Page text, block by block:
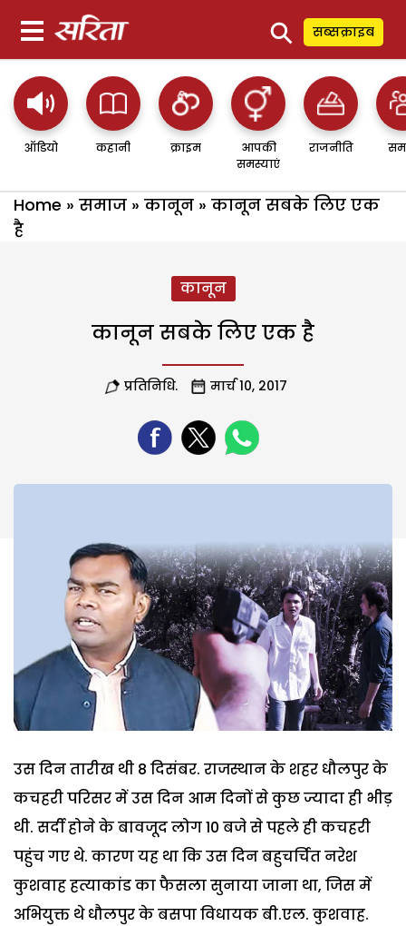
⚲ सब्सक्राइब
ऑडियो कहानी क्राइम
आपकी
समस्याएं
राजनीति
Home » समाज » कानून » कानून सबके लिए एक
है
कानून
कानून सबके लिए एक है
प्रतिनिधि. मार्च 10, 2017
उस दिन तारीख थी 8 दिसंबर. राजस्थान के शहर धौलपुर के
कचहरी परिसर में उस दिन आम दिनों से कुछ ज्यादा ही भीड़
थी. सर्दी होने के बावजूद लोग 10 बजे से पहले ही कचहरी
पहुंच गए थे. कारण यह था कि उस दिन बहुचर्चित नरेश
कुशवाह हत्याकांड का फैसला सुनाया जाना था, जिस में
अभियुक्त थे धौलपुर के बसपा विधायक बी.एल. कुशवाह.